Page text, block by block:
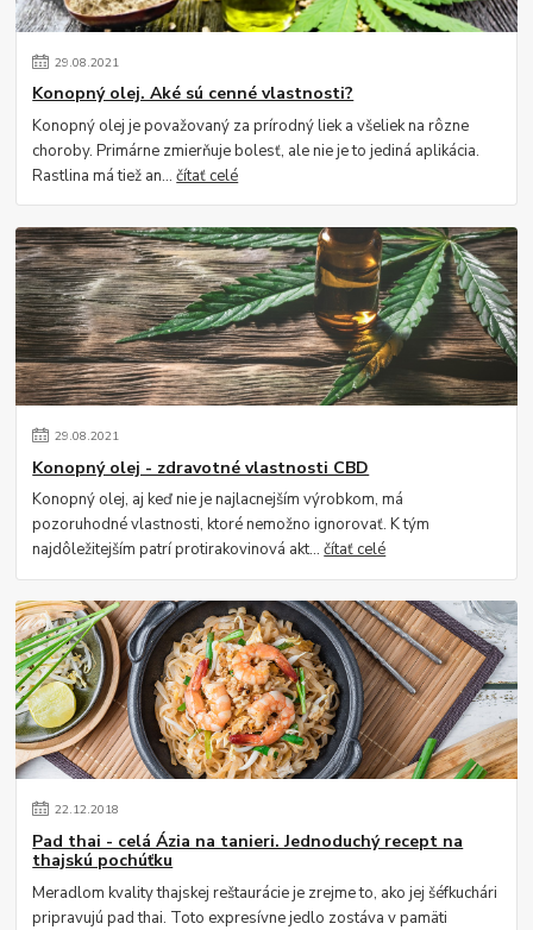
29.08.2021
Konopný olej. Aké sú cenné vlastnosti?
Konopný olej je považovaný za prírodný liek a všeliek na rôzne
choroby. Primárne zmierňuje bolesť, ale nie je to jediná aplikácia.
Rastlina má tiež an...čítať celé
29.08.2021
Konopný olej - zdravotné vlastnosti CBD
Konopný olej, aj keď nie je najlacnejším výrobkom, má
pozoruhodné vlastnosti, ktoré nemožno ignorovať. K tým
najdôležitejším patrí protirakovinová akt...čítať celé
22.12.2018
Pad thai - celá Ázia na tanieri. Jednoduchý recept na
thajskú pochúťku
Meradlom kvality thajskej reštaurácie je zrejme to, ako jej šéfkuchári
pripravujú pad thai. Toto expresívne jedlo zostáva v pamäti